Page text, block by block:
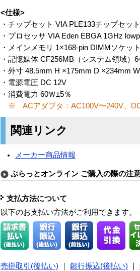
<仕様>
・チップセット VIA PLE133チップセッ
・プロセッサ VIA Eden EBGA 1GHz
・メインメモリ 1×168-pin DIMMソケッ
・記憶媒体 CF256MB（システム領域）
・外寸 48.5mm H ×175mm D ×234mm W
・電源電圧 DC 12V
・消費電力 60Ｗ±5％
※ ACアダプタ：AC100V〜240V、
関連リンク
メーカー商品情報
ぷらっとオンライン ご購入の際の注
支払方法について
以下のお支払い方法がご利用できます。
売掛取引(後払い) 銀行振込(後払い)